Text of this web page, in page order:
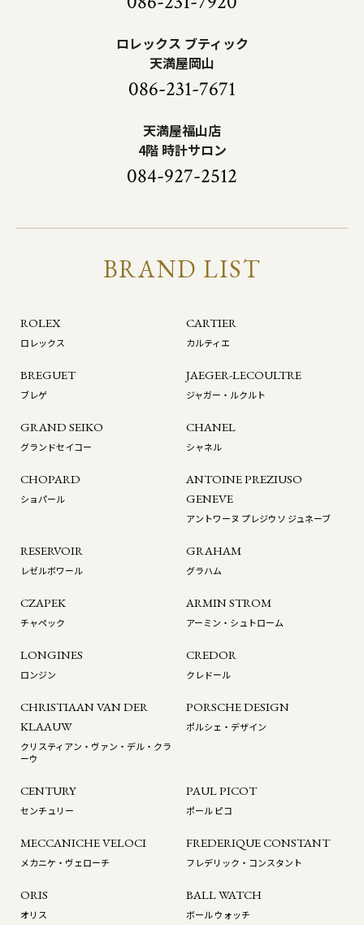
ロレックス ブティック
天満屋岡山
086-231-7671
天満屋福山店
4階 時計サロン
084-927-2512
BRAND LIST
ROLEX
ロレックス
CARTIER
カルティエ
BREGUET
ブレゲ
JAEGER-LECOULTRE
ジャガー・ルクルト
GRAND SEIKO
グランドセイコー
CHANEL
シャネル
CHOPARD
ショパール
ANTOINE PREZIUSO
GENEVE
アントワーヌ プレジウソ ジュネーブ
RESERVOIR
レゼルボワール
GRAHAM
グラハム
CZAPEK
チャペック
ARMIN STROM
アーミン・シュトローム
LONGINES
ロンジン
CREDOR
クレドール
CHRISTIAAN VAN DER
KLAAUW
クリスティアン・ヴァン・デル・クラ
ーウ
PORSCHE DESIGN
ポルシェ・デザイン
CENTURY
センチュリー
PAUL PICOT
ポール ピコ
MECCANICHE VELOCI
メカニケ・ヴェローチ
FREDERIQUE CONSTANT
フレデリック・コンスタント
ORIS
オリス
BALL WATCH
ボール ウォッチ